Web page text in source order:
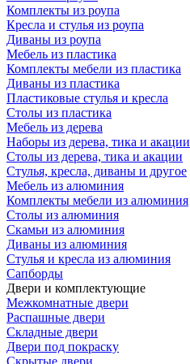
Комплекты из роупа
Кресла и стулья из роупа
Диваны из роупа
Мебель из пластика
Комплекты мебели из пластика
Диваны из пластика
Пластиковые стулья и кресла
Столы из пластика
Мебель из дерева
Наборы из дерева, тика и акации
Столы из дерева, тика и акации
Стулья, кресла, диваны и другое
Мебель из алюминия
Комплекты мебели из алюминия
Столы из алюминия
Скамьи из алюминия
Диваны из алюминия
Стулья и кресла из алюминия
Сапборды
Двери и комплектующие
Межкомнатные двери
Распашные двери
Складные двери
Двери под покраску
Скрытые двери